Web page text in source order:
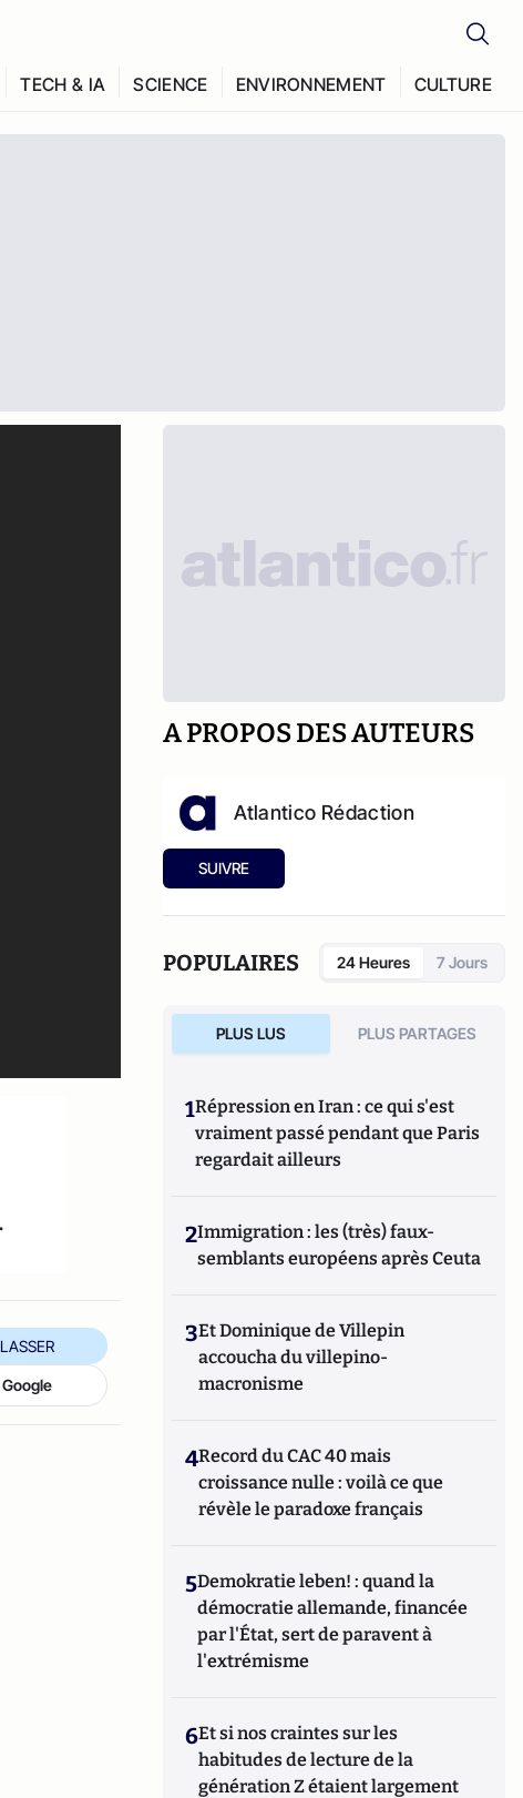
TECH & IA SCIENCE ENVIRONNEMENT CULTURE
A PROPOS DES AUTEURS
Atlantico Rédaction
SUIVRE
POPULAIRES 24 Heures 7 Jours
PLUS LUS PLUS PARTAGES
1Répression en Iran : ce qui s'est
vraiment passé pendant que Paris
regardait ailleurs
2Immigration : les (très) faux-
semblants européens après Ceuta
3Et Dominique de Villepin
accoucha du villepino-
macronisme
4Record du CAC 40 mais
croissance nulle : voilà ce que
révèle le paradoxe français
5Demokratie leben! : quand la
démocratie allemande, financée
par l'État, sert de paravent à
l'extrémisme
6Et si nos craintes sur les
habitudes de lecture de la
génération Z étaient largement